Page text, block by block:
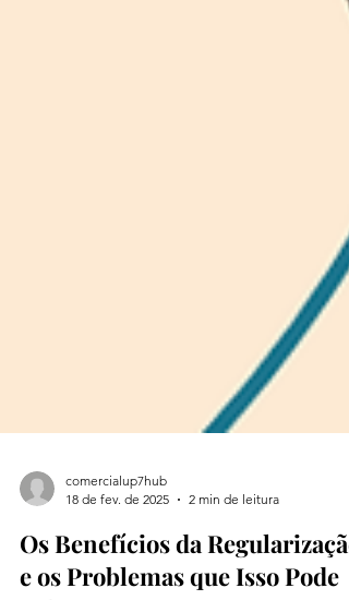
comercialup7hub
18 de fev. de 2025
2 min de leitura